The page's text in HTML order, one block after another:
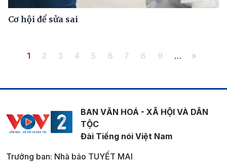
Cơ hội để sửa sai
Pagination
Trang hiện thời
1 Trang
2 Trang
3 Trang
4 Trang
5 Trang
6 Trang
7 Trang
8 Trang
9 …
BAN VĂN HOÁ - XÃ HỘI VÀ DÂN
TỘC
Đài Tiếng nói Việt Nam
Trưởng ban: Nhà báo TUYẾT MAI